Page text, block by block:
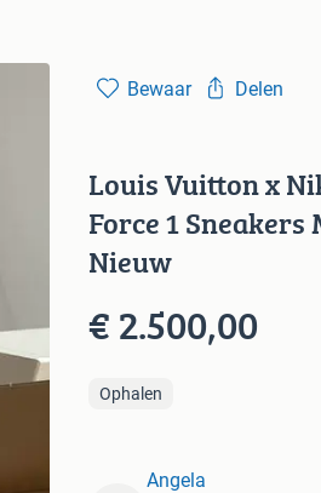
Bewaar Delen
Louis Vuitton x
Force 1 Sneakers
Nieuw
€ 2.500,00
Ophalen
Angela